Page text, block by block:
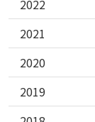
2022
2021
2020
2019